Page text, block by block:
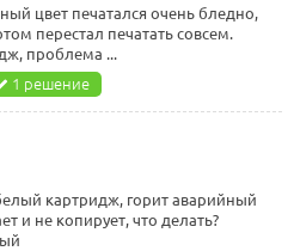
цвет печатался очень бледно,
перестал печатать совсем.
проблема ...
1 решение
картридж, горит аварийный
и не копирует, что делать?